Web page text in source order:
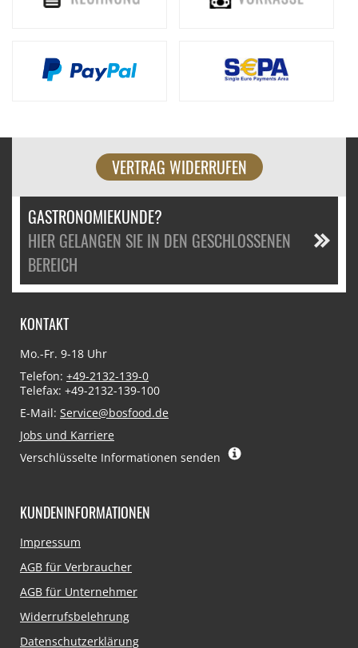
VERTRAG WIDERRUFEN
GASTRONOMIEKUNDE?
HIER GELANGEN SIE IN DEN GESCHLOSSENEN
BEREICH
KONTAKT
Mo.-Fr. 9-18 Uhr
Telefon: +49-2132-139-0
Telefax: +49-2132-139-100
E-Mail: Service@bosfood.de
Jobs und Karriere
Verschlüsselte Informationen senden
KUNDENINFORMATIONEN
Navigation
Impressum
AGB für Verbraucher
AGB für Unternehmer
Widerrufsbelehrung
Datenschutzerklärung